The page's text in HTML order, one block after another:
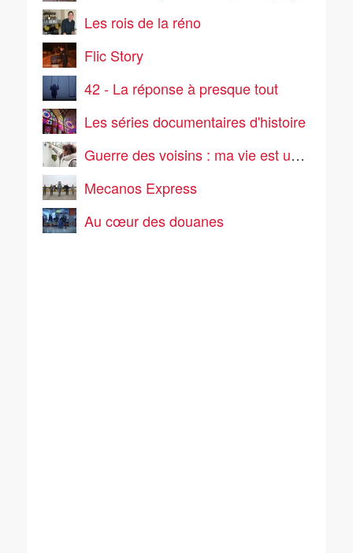
Les rois de la réno
Flic Story
42 - La réponse à presque tout
Les séries documentaires d'histoire
Guerre des voisins : ma vie est un enfer
Mecanos Express
Au cœur des douanes